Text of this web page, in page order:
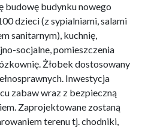
budowę budynku nowego
dzieci (z sypialniami, salami
sanitarnym), kuchnię,
socjalne, pomieszczenia
Żłobek dostosowany
Inwestycja
zabaw wraz z bezpieczną
Zaprojektowane zostaną
terenu tj. chodniki,